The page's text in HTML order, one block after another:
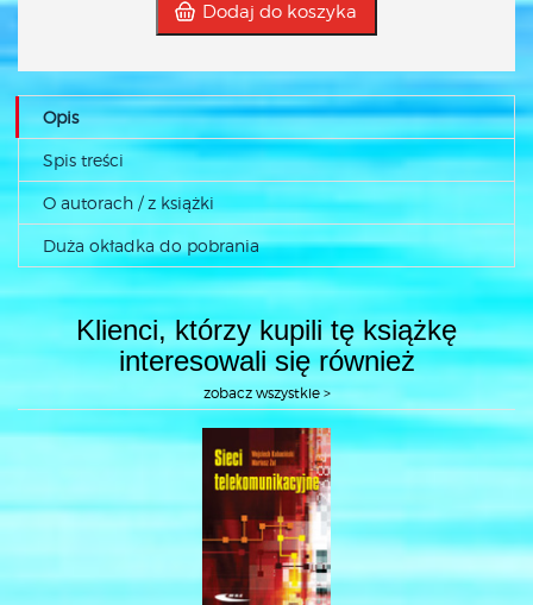
Dodaj do koszyka
Opis
Spis treści
O autorach / z książki
Duża okładka do pobrania
Klienci, którzy kupili tę książkę
interesowali się również
zobacz wszystkie >